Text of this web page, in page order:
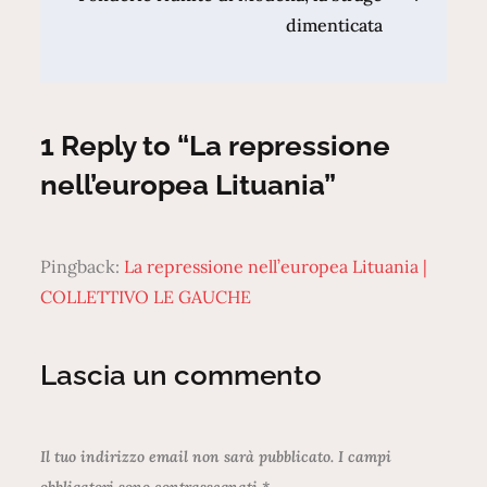
e
r
c
dimenticata
1 Reply to “La repressione
nell’europea Lituania”
Pingback: La repressione nell’europea Lituania |
COLLETTIVO LE GAUCHE
Lascia un commento
Il tuo indirizzo email non sarà pubblicato. I campi